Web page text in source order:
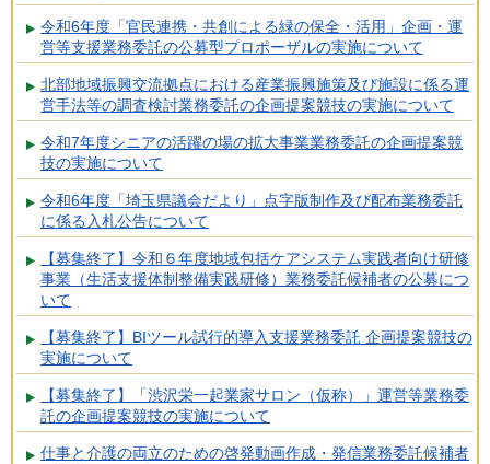
令和6年度「官民連携・共創による緑の保全・活用」企画・運
営等支援業務委託の公募型プロポーザルの実施について
北部地域振興交流拠点における産業振興施策及び施設に係る運
営手法等の調査検討業務委託の企画提案競技の実施について
令和7年度シニアの活躍の場の拡大事業業務委託の企画提案競
技の実施について
令和6年度「埼玉県議会だより」点字版制作及び配布業務委託
に係る入札公告について
【募集終了】令和６年度地域包括ケアシステム実践者向け研修
事業（生活支援体制整備実践研修）業務委託候補者の公募につ
いて
【募集終了】BIツール試行的導入支援業務委託 企画提案競技の
実施について
【募集終了】「渋沢栄一起業家サロン（仮称）」運営等業務委
託の企画提案競技の実施について
仕事と介護の両立のための啓発動画作成・発信業務委託候補者